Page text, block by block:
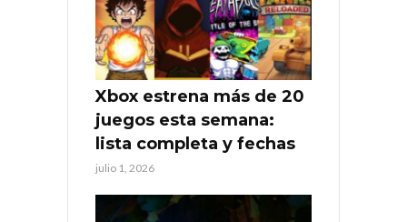
Xbox estrena más de 20
juegos esta semana:
lista completa y fechas
julio 1, 2026